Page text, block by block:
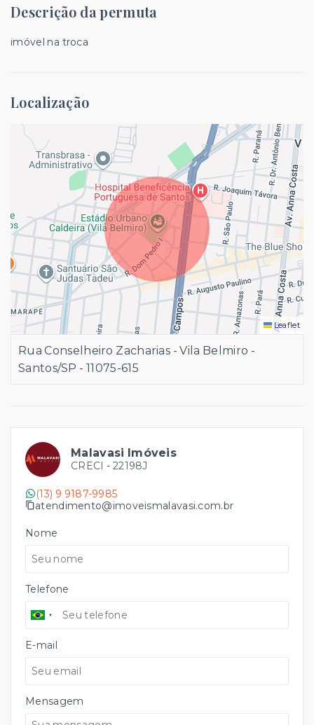
Malavasi Imóveis
CRECI - 22198J
(13) 9 9187-9985
atendimento@imoveismalavasi.com.br
Nome
Telefone
E-mail
Mensagem
Descrição da permuta
imóvel na troca
Localização
Leaflet
Rua Conselheiro Zacharias - Vila Belmiro -
Santos/SP - 11075-615